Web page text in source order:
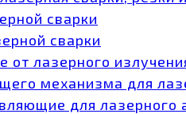
сварки
сварки
от лазерного
механизма для
для лазерного